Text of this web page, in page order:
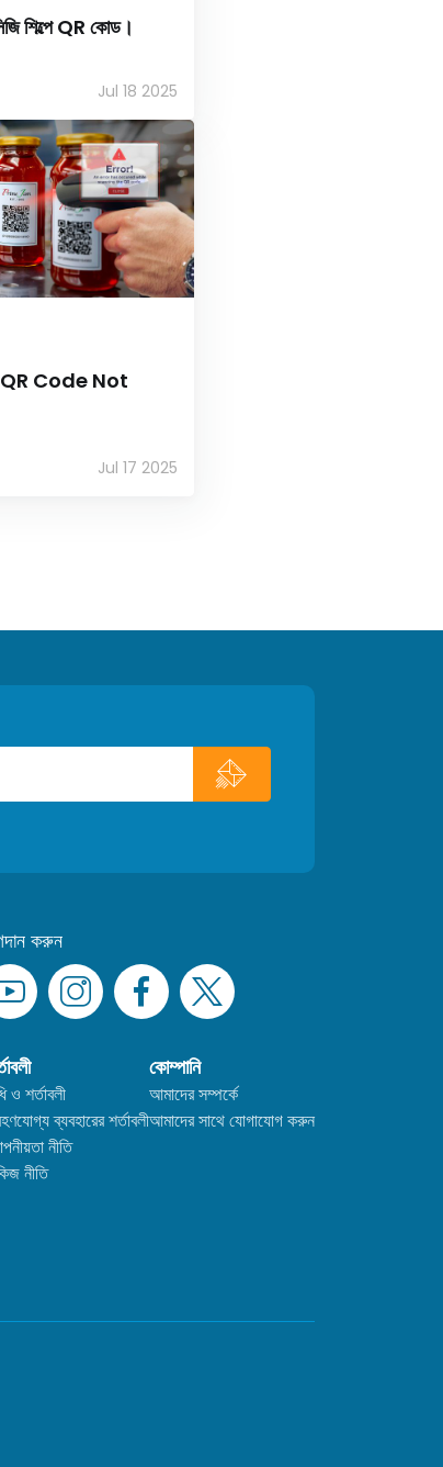
শিল্পে QR কোড।
Jul 18 2025
Code Not
Jul 17 2025
করুন
ও শর্তাবলী
ব্যবহারের শর্তাবলী
নীতি
নীতি
কোম্পানি
আমাদের সম্পর্কে
আমাদের সাথে যোগাযোগ করুন